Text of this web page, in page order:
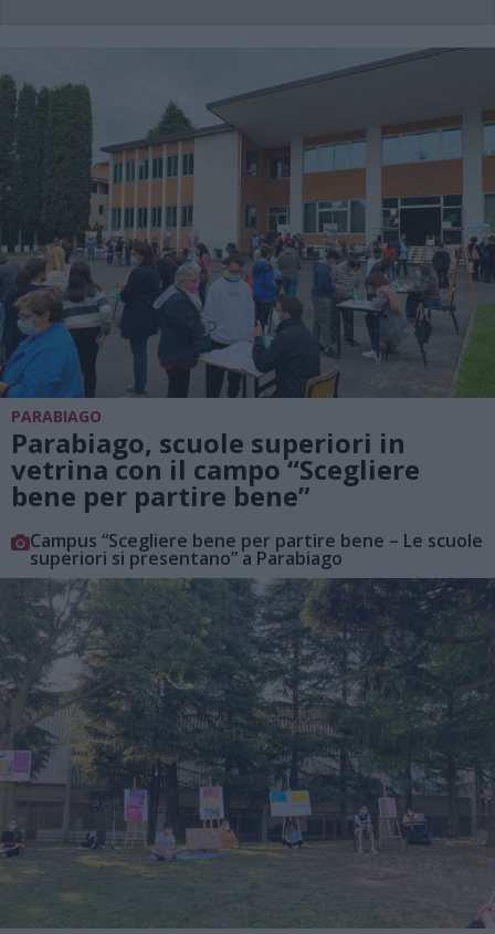
PARABIAGO
Parabiago, scuole superiori in
vetrina con il campo “Scegliere
bene per partire bene”
Campus “Scegliere bene per partire bene – Le scuole
superiori si presentano” a Parabiago